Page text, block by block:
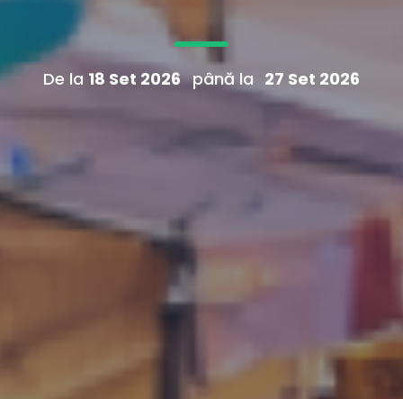
De la 18 Set 2026 până la 27 Set 2026